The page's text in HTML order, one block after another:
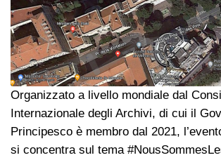
Organizzato a livello mondiale dal
Internazionale degli Archivi, di cui il
Principesco è membro dal 2021,
si concentra sul tema